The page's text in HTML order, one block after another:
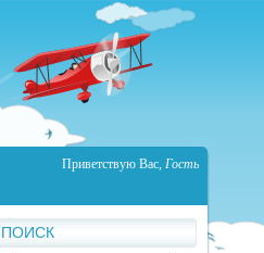
Приветствую Вас, Гость
ПОИСК